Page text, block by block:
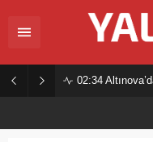
02:34 Altınova’da